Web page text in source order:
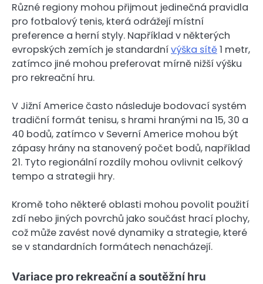
Různé regiony mohou přijmout jedinečná pravidla
pro fotbalový tenis, která odrážejí místní
preference a herní styly. Například v některých
evropských zemích je standardnívýška sítě1 metr,
zatímco jiné mohou preferovat mírně nižší výšku
pro rekreační hru.
V Jižní Americe často následuje bodovací systém
tradiční formát tenisu, s hrami hranými na 15, 30 a
40 bodů, zatímco v Severní Americe mohou být
zápasy hrány na stanovený počet bodů, například
21. Tyto regionální rozdíly mohou ovlivnit celkový
tempo a strategii hry.
Kromě toho některé oblasti mohou povolit použití
zdí nebo jiných povrchů jako součást hrací plochy,
což může zavést nové dynamiky a strategie, které
se v standardních formátech nenacházejí.
Variace pro rekreační a soutěžní hru